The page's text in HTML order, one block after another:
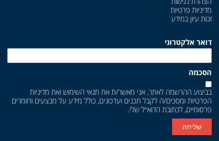
מדיניות פרטיות
זכות עיון במידע
דואר אלקטרוני
הסכמה
בביצוע ההרשמה לאתר, אני מאשר/ת את תנאי השימוש ואת מדיניות
הפרטיות ומסכים/ה לקבל תכנים ועדכונים, כולל מידע על מבצעים וחומרים
פרסומיים, לכתובת הדוא״ל שלי.
שליחה